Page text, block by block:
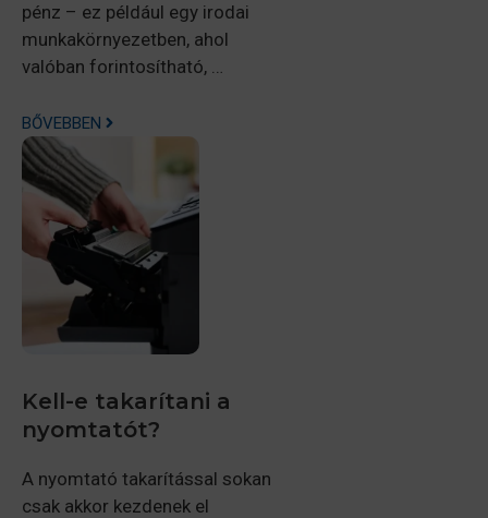
pénz – ez például egy irodai
munkakörnyezetben, ahol
valóban forintosítható, …
BŐVEBBEN
Kell-e takarítani a
nyomtatót?
A nyomtató takarítással sokan
csak akkor kezdenek el